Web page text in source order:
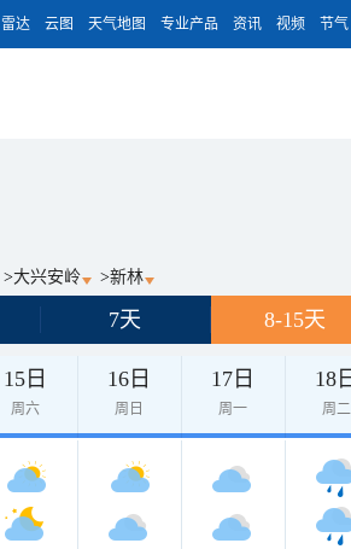
雷达 云图 天气地图 专业产品 资讯 视频 节气
>大兴安岭 >新林
7天 8-15天
15日
周六
16日
周日
17日
周一
18
周二